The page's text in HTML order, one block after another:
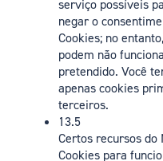
serviço possíveis
negar o
Cookies; no
podem não
pretendido. Você
apenas cookies
terceiros.
13.5
Certos recursos do
Cookies para